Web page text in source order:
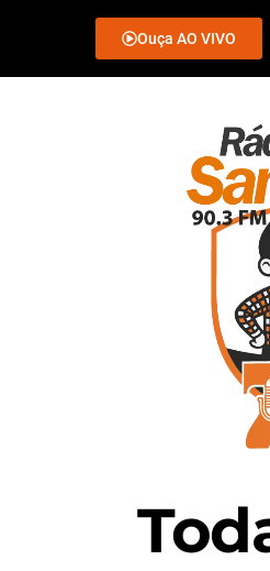
Ouça AO VIVO